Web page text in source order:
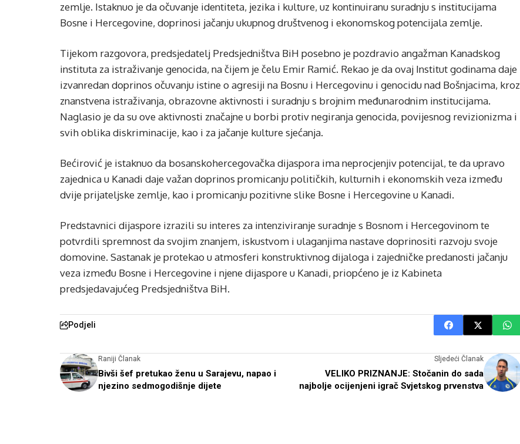
zemlje. Istaknuo je da očuvanje identiteta, jezika i kulture, uz kontinuiranu suradnju s institucijama
Bosne i Hercegovine, doprinosi jačanju ukupnog društvenog i ekonomskog potencijala zemlje.
Tijekom razgovora, predsjedatelj Predsjedništva BiH posebno je pozdravio angažman Kanadskog
instituta za istraživanje genocida, na čijem je čelu Emir Ramić. Rekao je da ovaj Institut godinama daje
izvanredan doprinos očuvanju istine o agresiji na Bosnu i Hercegovinu i genocidu nad Bošnjacima, kroz
znanstvena istraživanja, obrazovne aktivnosti i suradnju s brojnim međunarodnim institucijama.
Naglasio je da su ove aktivnosti značajne u borbi protiv negiranja genocida, povijesnog revizionizma i
svih oblika diskriminacije, kao i za jačanje kulture sjećanja.
Bećirović je istaknuo da bosanskohercegovačka dijaspora ima neprocjenjiv potencijal, te da upravo
zajednica u Kanadi daje važan doprinos promicanju političkih, kulturnih i ekonomskih veza između
dvije prijateljske zemlje, kao i promicanju pozitivne slike Bosne i Hercegovine u Kanadi.
Predstavnici dijaspore izrazili su interes za intenziviranje suradnje s Bosnom i Hercegovinom te
potvrdili spremnost da svojim znanjem, iskustvom i ulaganjima nastave doprinositi razvoju svoje
domovine. Sastanak je protekao u atmosferi konstruktivnog dijaloga i zajedničke predanosti jačanju
veza između Bosne i Hercegovine i njene dijaspore u Kanadi, priopćeno je iz Kabineta
predsjedavajućeg Predsjedništva BiH.
Podjeli
Raniji Članak
Bivši šef pretukao ženu u Sarajevu, napao i
njezino sedmogodišnje dijete
Sljedeći Članak
VELIKO PRIZNANJE: Stočanin do sada
najbolje ocijenjeni igrač Svjetskog prvenstva